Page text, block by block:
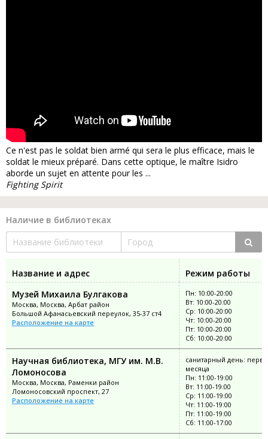
Ce n'est pas le soldat bien armé qui sera le plus efficace, mais le
soldat le mieux préparé. Dans cette optique, le maître Isidro
aborde un sujet en attente pour les ...
Fighting Spirit
Наличие в библиотеках
Название и адрес
Режим работы
Музей Михаила Булгакова
Москва, Москва, Арбат район
Большой Афанасьевский переулок, 35-37 ст4
Расположение на карте
Пн: 10:00-20:00
Вт: 10:00-20:00
Ср: 10:00-20:00
Чт: 10:00-20:00
Пт: 10:00-20:00
Сб: 10:00-20:00
Научная библиотека, МГУ им. М.В.
Ломоносова
Москва, Москва, Раменки район
Ломоносовский проспект, 27
Расположение на карте
санитарный день:
месяца
Пн: 11:00-19:00
Вт: 11:00-19:00
Ср: 11:00-19:00
Чт: 11:00-19:00
Пт: 11:00-19:00
Сб: 11:00-17:00